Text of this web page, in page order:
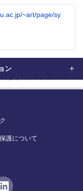
~art/page/sy
ン
護について